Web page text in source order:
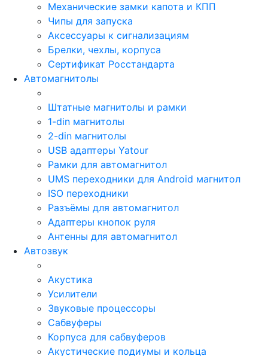
Механические замки капота и КПП
Чипы для запуска
Аксессуары к сигнализациям
Брелки, чехлы, корпуса
Сертификат Росстандарта
Автомагнитолы
Штатные магнитолы и рамки
1-din магнитолы
2-din магнитолы
USB адаптеры Yatour
Рамки для автомагнитол
UMS переходники для Android магнитол
ISO переходники
Разъёмы для автомагнитол
Адаптеры кнопок руля
Антенны для автомагнитол
Автозвук
Акустика
Усилители
Звуковые процессоры
Сабвуферы
Корпуса для сабвуферов
Акустические подиумы и кольца